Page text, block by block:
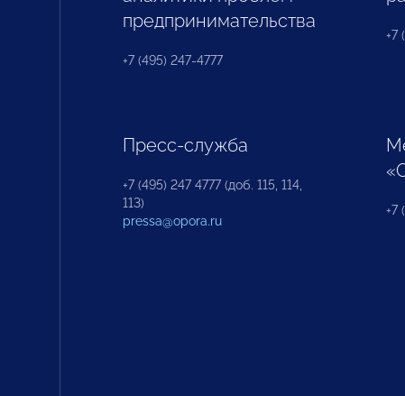
предпринимательства
+7 (495) 247-4777
+7
Пресс-служба
+7 (495) 247 4777 (доб. 115, 114,
113)
pressa@opora.ru
+7